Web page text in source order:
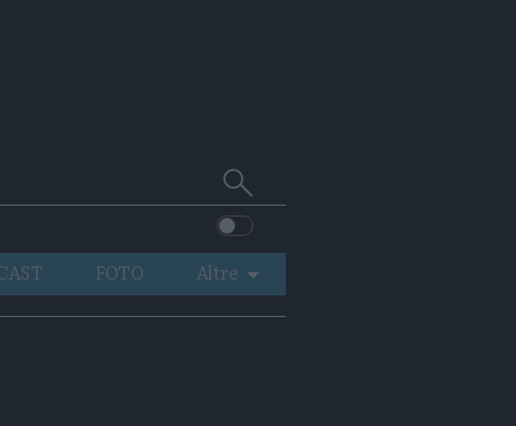
Cerca
su
Trentino
FOTO
Altre
VIDEO